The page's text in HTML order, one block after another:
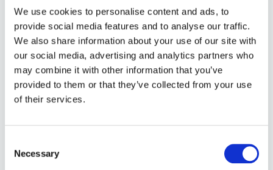
We use cookies to personalise content and ads, to
provide social media features and to analyse our traffic.
We also share information about your use of our site with
our social media, advertising and analytics partners who
may combine it with other information that you’ve
provided to them or that they’ve collected from your use
of their services.
Selection
Necessary
Vores advokat med speciale ilejelovener tilknyttet
enhver istandsættelsessag, så du er sikret
advokathjælp overfor udlejer igennem
Udflytningsgaranti. Kontakt os og hør mere.
prisog svar på spørgsmål omkringlejeloven ved
, hvis du vælger os til istandsættelse,
gulvafhøvling